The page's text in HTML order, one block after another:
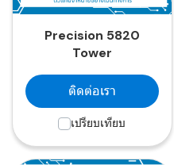
Precision 5820
Tower
ติดต่อเรา
เปรียบเทียบ